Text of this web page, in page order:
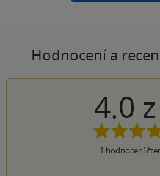
Hodnocení a
4.0 z
1 hodnocení